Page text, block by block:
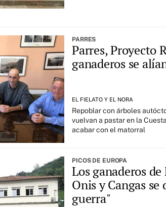
PARRES
Parres, Proyecto
ganaderos se
EL FIELATO Y EL NORA
Repoblar con árboles
vuelvan a pastar en la
acabar con el matorral
PICOS DE EUROPA
Los ganaderos
Onis y Cangas
guerra"